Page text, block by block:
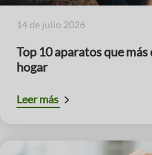
14 de julio 2026
Top 10 aparatos que
hogar
Leer más